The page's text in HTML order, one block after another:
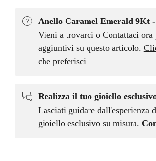
Anello Caramel Emerald 9Kt
Vieni a trovarci o Contattaci
aggiuntivi su questo articolo.
che preferisci
Realizza il tuo gioiello
Lasciati guidare dall'esperienza
gioiello esclusivo su misura.